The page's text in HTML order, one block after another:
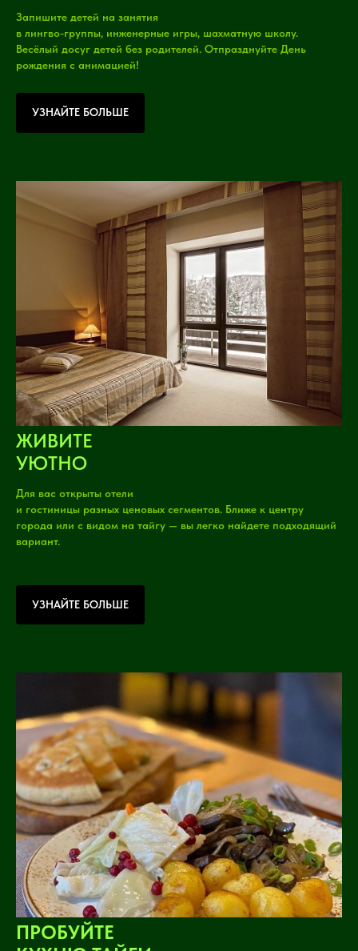
Запишите детей на занятия
в лингво-группы, инженерные игры, шахматную школу.
Весёлый досуг детей без родителей. Отпразднуйте День
рождения с анимацией!
УЗНАЙТЕ БОЛЬШЕ
ЖИВИТЕ
УЮТНО
Для вас открыты отели
и гостиницы разных ценовых сегментов. Ближе к центру
города или с видом на тайгу — вы легко найдете подходящий
вариант.
УЗНАЙТЕ БОЛЬШЕ
ПРОБУЙТЕ